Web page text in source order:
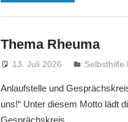
Thema Rheuma
13. Juli 2026 treffpunkt
Selbsthilfe
Anlaufstelle und
uns!“ Unter diesem Motto lädt